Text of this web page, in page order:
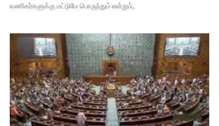
வணிகர்களுக்கு மட்டுமே பொருந்தும் என்றும்,